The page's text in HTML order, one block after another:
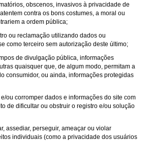
obscenos, invasivos à privacidade de
contra os bons costumes, a moral ou
a ordem pública;
ou reclamação utilizando dados ou
como terceiro sem autorização deste último;
de divulgação pública, informações
quaisquer que, de algum modo, permitam a
consumidor, ou ainda, informações protegidas
ou corromper dados e informações do site com
de dificultar ou obstruir o registro e/ou solução
assediar, perseguir, ameaçar ou violar
individuais (como a privacidade dos usuários